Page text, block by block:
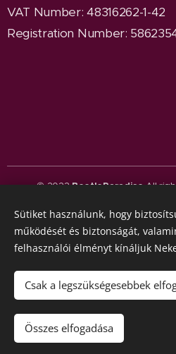
VAT Number: 48316262-1-42
Registration Number:
© 2023BeetleParadiseAll
Magyar
Sütiket használunk, hogy
működését és biztonságát,
felhasználói élményt kínáljuk
Csak a legszükségesebbek
Összes elfogadása